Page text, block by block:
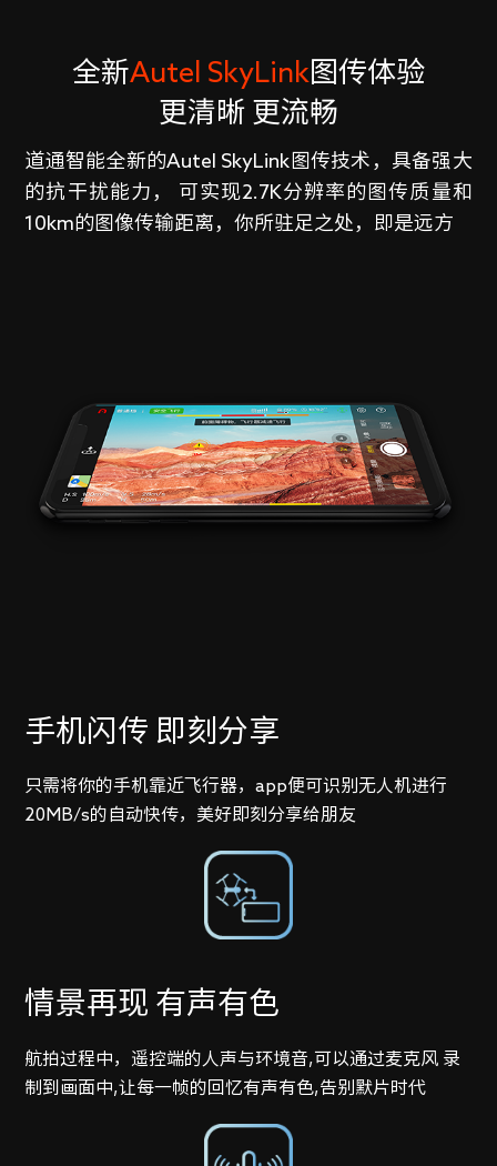
全新Autel SkyLink图传体验
更清晰 更流畅
道通智能全新的Autel SkyLink图传技术，具备强大
的抗干扰能力， 可实现2.7K分辨率的图传质量和
10km的图像传输距离，你所驻足之处，即是远方
手机闪传 即刻分享
只需将你的手机靠近飞行器，app便可识别无人机进行
20MB/s的自动快传，美好即刻分享给朋友
情景再现 有声有色
航拍过程中，遥控端的人声与环境音,可以通过麦克风 录
制到画面中,让每一帧的回忆有声有色,告别默片时代